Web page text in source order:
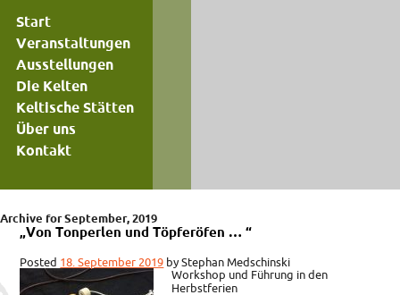
Start
Veranstaltungen
Ausstellungen
Die Kelten
Keltische Stätten
Über uns
Kontakt
Archive for September, 2019
„Von Tonperlen und Töpferöfen … “
Posted 18. September 2019 byStephan Medschinski
Workshop und Führung in den
Herbstferien